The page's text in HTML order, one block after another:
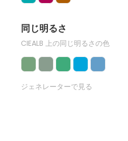
同じ明るさ
CIEALB 上の同じ明るさの色
ジェネレーターで見る